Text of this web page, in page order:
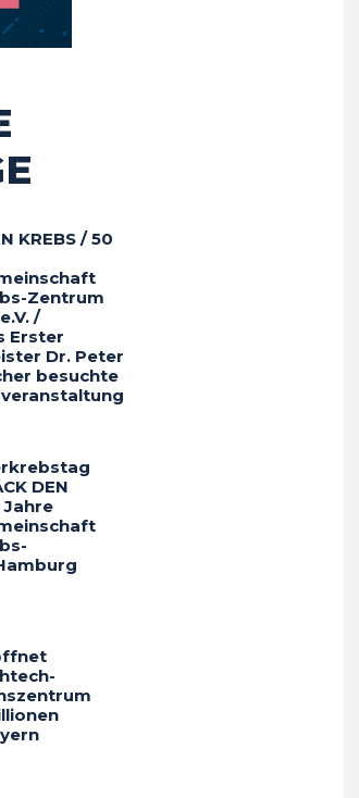
KREBS / 50
Zentrum
/
Erster
Dr. Peter
besuchte
DEN
Jahre